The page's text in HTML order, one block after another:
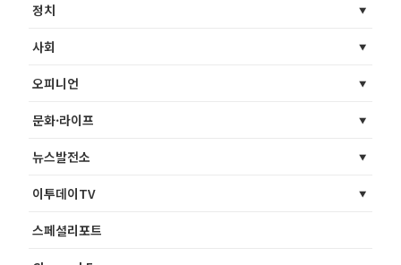
정치
사회
오피니언
문화·라이프
뉴스발전소
이투데이TV
스페셜리포트